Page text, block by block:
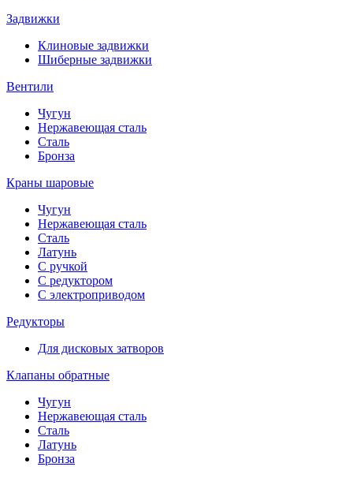
Задвижки
Клиновые задвижки
Шиберные задвижки
Вентили
Чугун
Нержавеющая сталь
Сталь
Бронза
Краны шаровые
Чугун
Нержавеющая сталь
Сталь
Латунь
С ручкой
С редуктором
С электроприводом
Редукторы
Для дисковых затворов
Клапаны обратные
Чугун
Нержавеющая сталь
Сталь
Латунь
Бронза